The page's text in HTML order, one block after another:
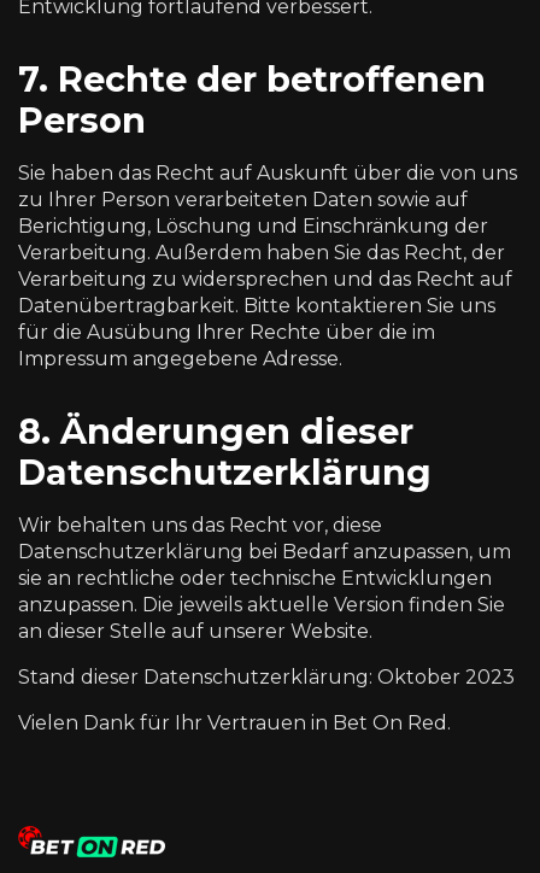
Entwicklung fortlaufend verbessert.
7. Rechte der betroffenen
Person
Sie haben das Recht auf Auskunft über die von uns
zu Ihrer Person verarbeiteten Daten sowie auf
Berichtigung, Löschung und Einschränkung der
Verarbeitung. Außerdem haben Sie das Recht, der
Verarbeitung zu widersprechen und das Recht auf
Datenübertragbarkeit. Bitte kontaktieren Sie uns
für die Ausübung Ihrer Rechte über die im
Impressum angegebene Adresse.
8. Änderungen dieser
Datenschutzerklärung
Wir behalten uns das Recht vor, diese
Datenschutzerklärung bei Bedarf anzupassen, um
sie an rechtliche oder technische Entwicklungen
anzupassen. Die jeweils aktuelle Version finden Sie
an dieser Stelle auf unserer Website.
Stand dieser Datenschutzerklärung: Oktober 2023
Vielen Dank für Ihr Vertrauen in Bet On Red.